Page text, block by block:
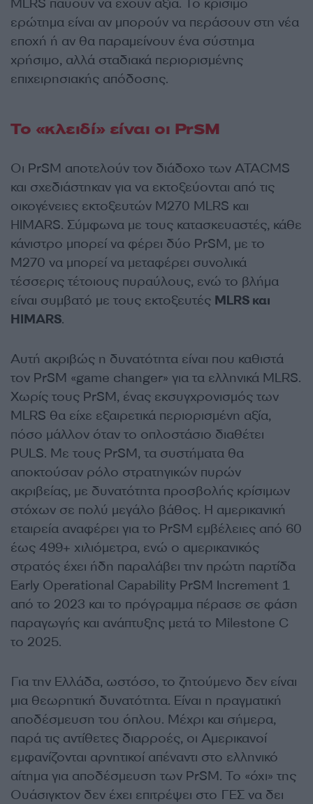
MLRS παύουν να έχουν αξία. Το κρίσιμο
ερώτημα είναι αν μπορούν να περάσουν στη νέα
εποχή ή αν θα παραμείνουν ένα σύστημα
χρήσιμο, αλλά σταδιακά περιορισμένης
επιχειρησιακής απόδοσης.
Το «κλειδί» είναι οι PrSM
Οι PrSM αποτελούν τον διάδοχο των ATACMS
και σχεδιάστηκαν για να εκτοξεύονται από τις
οικογένειες εκτοξευτών M270 MLRS και
HIMARS. Σύμφωνα με τους κατασκευαστές, κάθε
κάνιστρο μπορεί να φέρει δύο PrSM, με το
M270 να μπορεί να μεταφέρει συνολικά
τέσσερις τέτοιους πυραύλους, ενώ το βλήμα
είναι συμβατό με τους εκτοξευτές MLRS και
HIMARS.
Αυτή ακριβώς η δυνατότητα είναι που καθιστά
τον PrSM «game changer» για τα ελληνικά MLRS.
Χωρίς τους PrSM, ένας εκσυγχρονισμός των
MLRS θα είχε εξαιρετικά περιορισμένη αξία,
πόσο μάλλον όταν το οπλοστάσιο διαθέτει
PULS. Με τους PrSM, τα συστήματα θα
αποκτούσαν ρόλο στρατηγικών πυρών
ακριβείας, με δυνατότητα προσβολής κρίσιμων
στόχων σε πολύ μεγάλο βάθος. Η αμερικανική
εταιρεία αναφέρει για το PrSM εμβέλειες από 60
έως 499+ χιλιόμετρα, ενώ ο αμερικανικός
στρατός έχει ήδη παραλάβει την πρώτη παρτίδα
Early Operational Capability PrSM Increment 1
από το 2023 και το πρόγραμμα πέρασε σε φάση
παραγωγής και ανάπτυξης μετά το Milestone C
το 2025.
Για την Ελλάδα, ωστόσο, το ζητούμενο δεν είναι
μια θεωρητική δυνατότητα. Είναι η πραγματική
αποδέσμευση του όπλου. Μέχρι και σήμερα,
παρά τις αντίθετες διαρροές, οι Αμερικανοί
εμφανίζονται αρνητικοί απέναντι στο ελληνικό
αίτημα για αποδέσμευση των PrSM. Το «όχι» της
Ουάσιγκτον δεν έχει επιτρέψει στο ΓΕΣ να δει